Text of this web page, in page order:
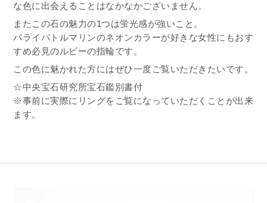
な色に出会えることはなかなかございません。
またこの石の魅力の1つは蛍光感が強いこと。
パライバトルマリンのネオンカラーが好きな女性にもおす
すめ必見のルビーの指輪です。
この色に魅かれた方にはぜひ一度ご覧いただきたいです。
☆中央宝石研究所宝石鑑別書付
※事前に実際にリングをご覧になっていただくことが出来
ます。